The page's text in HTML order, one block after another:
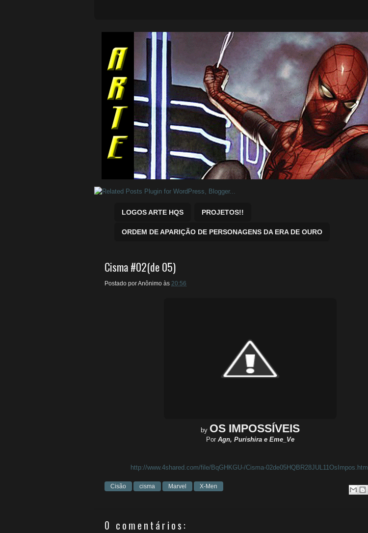
Quadrinhos Marvel e DC para baixar.
LOGOS ARTE HQS PROJETOS!!
ORDEM DE APARIÇÃO DE PERSONAGENS DA ERA DE OURO
Cisma #02(de 05)
Postado porAnônimo às 20:56
by OS IMPOSSÍVEIS
Por Agn, Purishira e Eme_Ve
http://www.4shared.com/file/BqGHKGU-/Cisma-02de05HQBR28JUL11OsImpos.html
Cisão cisma Marvel X-Men
0 comentários: